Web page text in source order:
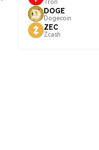
Tron
DOGE
Dogecoin
ZEC
Zcash